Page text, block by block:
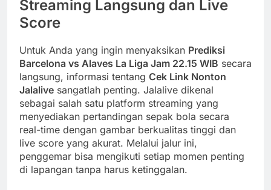
Streaming Langsung dan Live
Score
Untuk Anda yang ingin menyaksikan Prediksi
Barcelona vs Alaves La Liga Jam 22.15 WIB secara
langsung, informasi tentang Cek Link Nonton
Jalalive sangatlah penting. Jalalive dikenal
sebagai salah satu platform streaming yang
menyediakan pertandingan sepak bola secara
real-time dengan gambar berkualitas tinggi dan
live score yang akurat. Melalui jalur ini,
penggemar bisa mengikuti setiap momen penting
di lapangan tanpa harus ketinggalan.